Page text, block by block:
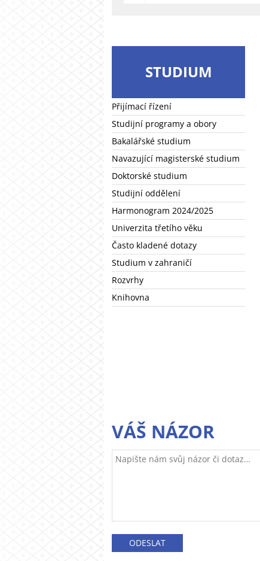
STUDIUM
Přijímací řízení
Studijní programy a obory
Bakalářské studium
Navazující magisterské studium
Doktorské studium
Studijní oddělení
Harmonogram 2024/2025
Univerzita třetího věku
Často kladené dotazy
Studium v zahraničí
Rozvrhy
Knihovna
VÁŠ NÁZOR